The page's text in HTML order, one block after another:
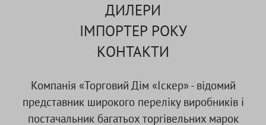
ДИЛЕРИ
ІМПОРТЕР РОКУ
КОНТАКТИ
Компанія «Торговий Дім «Іскер» - відомий
представник широкого переліку виробників і
постачальник багатьох торгівельних марок